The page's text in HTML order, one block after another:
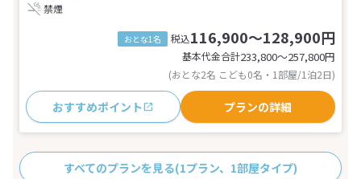
禁煙
おとな1名 税込116,900～128,900円
基本代金合計233,800〜257,800円
(おとな2名 こども0名・1部屋/1泊2日)
おすすめポイント プランの詳細
すべてのプランを見る(1プラン、1部屋タイプ)